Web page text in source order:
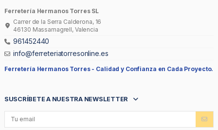
Ferretería Hermanos Torres SL
Carrer de la Serra Calderona, 16
46130 Massamagrell, Valencia
961452440
info@ferreteriatorresonline.es
Ferretería Hermanos Torres - Calidad y Confianza en Cada Proyecto.
SUSCRÍBETE A NUESTRA NEWSLETTER